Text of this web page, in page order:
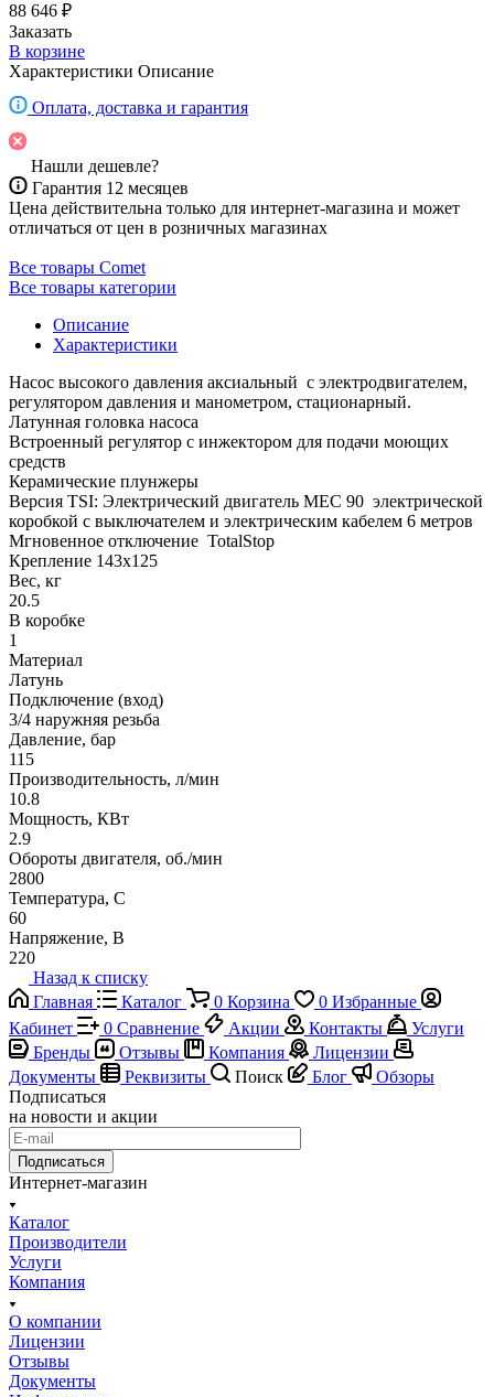
88 646 ₽
Заказать
В корзине
Характеристики Описание
Оплата, доставка и гарантия
Нашли дешевле?
Гарантия 12 месяцев
Цена действительна только для интернет-магазина и может
отличаться от цен в розничных магазинах
Все товары Comet
Все товары категории
Описание
Характеристики
Насос высокого давления аксиальный с электродвигателем,
регулятором давления и манометром, стационарный.
Латунная головка насоса
Встроенный регулятор с инжектором для подачи моющих
средств
Керамические плунжеры
Версия TSI: Электрический двигатель MEC 90 электрической
коробкой с выключателем и электрическим кабелем 6 метров
Мгновенное отключение TotalStop
Крепление 143x125
Вес, кг
20.5
В коробке
1
Материал
Латунь
Подключение (вход)
3/4 наружняя резьба
Давление, бар
115
Производительность, л/мин
10.8
Мощность, КВт
2.9
Обороты двигателя, об./мин
2800
Температура, C
60
Напряжение, В
220
Назад к списку
Главная
Каталог 0 Корзина 0 Избранные
Кабинет
0 Сравнение Акции Контакты
Услуги
Бренды
Отзывы Компания
Лицензии
Документы
Реквизиты Поиск Блог
Обзоры
Подписаться
на новости и акции
Подписаться
Интернет-магазин
Каталог
Производители
Услуги
Компания
О компании
Лицензии
Отзывы
Документы